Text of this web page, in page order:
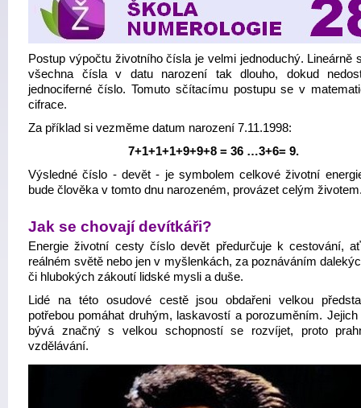
Postup výpočtu životního čísla je velmi jednoduchý. Lineárně
všechna čísla v datu narození tak dlouho, dokud
jednociferné číslo. Tomuto sčítacímu postupu se v
cifrace.
Za příklad si vezměme datum narození 7.11.1998:
7+1+1+1+9+9+8 = 36 …3+6= 9.
Výsledné číslo - devět - je symbolem celkové životní
bude člověka v tomto dnu narozeném, provázet celým
Jak se chovají devítkáři?
Energie životní cesty číslo devět předurčuje k cestování,
reálném světě nebo jen v myšlenkách, za poznáváním
či hlubokých zákoutí lidské mysli a duše.
Lidé na této osudové cestě jsou obdařeni velkou
potřebou pomáhat druhým, laskavostí a porozuměním. Jejich
bývá značný s velkou schopností se rozvíjet, proto
vzdělávání.